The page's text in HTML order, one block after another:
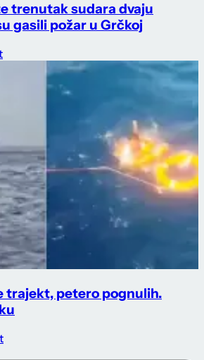
trenutak sudara dvaju
gasili požar u Grčkoj
trajekt, petero pognulih.